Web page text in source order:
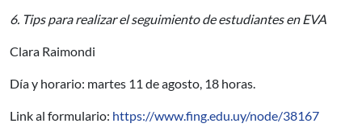
6. Tips para realizar el seguimiento de estudiantes en EVA
Clara Raimondi
Día y horario: martes 11 de agosto, 18 horas.
Link al formulario: https://www.fing.edu.uy/node/38167